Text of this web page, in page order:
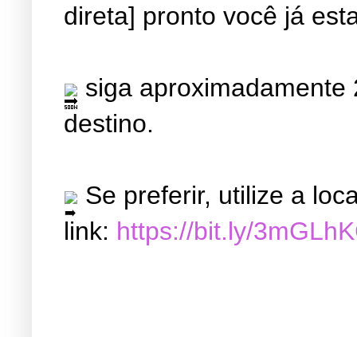
direta] pronto você já
siga
destino.
Se preferir, utilize a
link: https://bit.ly/